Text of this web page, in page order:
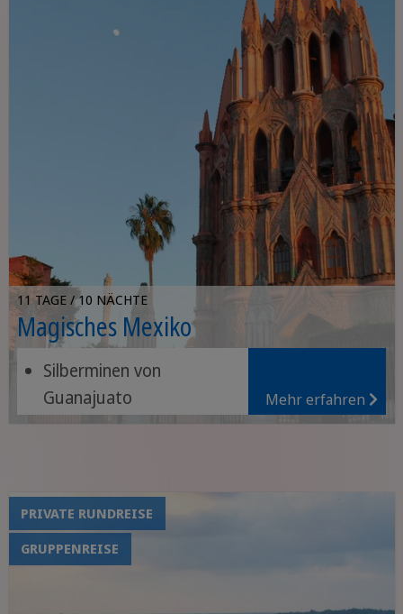
11 TAGE / 10 NÄCHTE
Magisches Mexiko
Silberminen von
Guanajuato
Ruinen von Teotihuacán
Mehr erfahren
PRIVATE RUNDREISE
GRUPPENREISE